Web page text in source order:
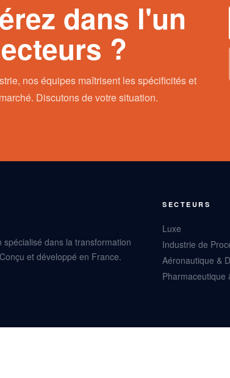
dans l'un
?
nos équipes maîtrisent les spécificités et
Discutons de votre situation.
dans la transformation
et développé en France.
SECTEURS
Luxe
Industrie de
Aéronautique &
Pharmaceutique